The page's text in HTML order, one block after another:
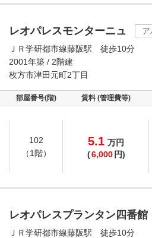
レオパレスモンターニュ
ＪＲ学研都市線藤阪駅 徒歩10分
2001年築 / 2階建
枚方市津田元町2丁目
部屋番号(階) 賃料 (管理費等)
102
（1階）
5.1 万円
(6,000 円)
レオパレスプランタン四番館
ＪＲ学研都市線藤阪駅 徒歩10分